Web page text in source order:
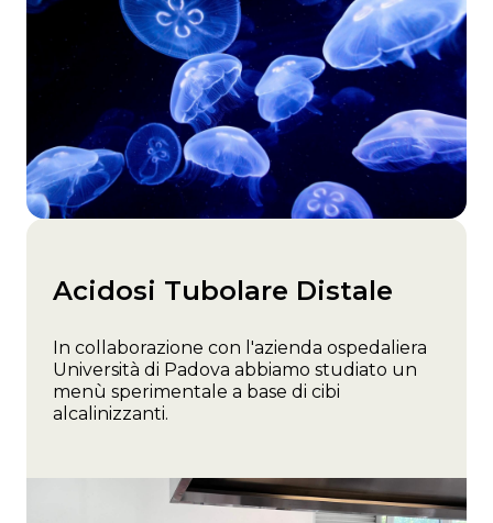
Acidosi Tubolare Distale
In collaborazione con l'azienda ospedaliera
Università di Padova abbiamo studiato un
menù sperimentale a base di cibi
alcalinizzanti.